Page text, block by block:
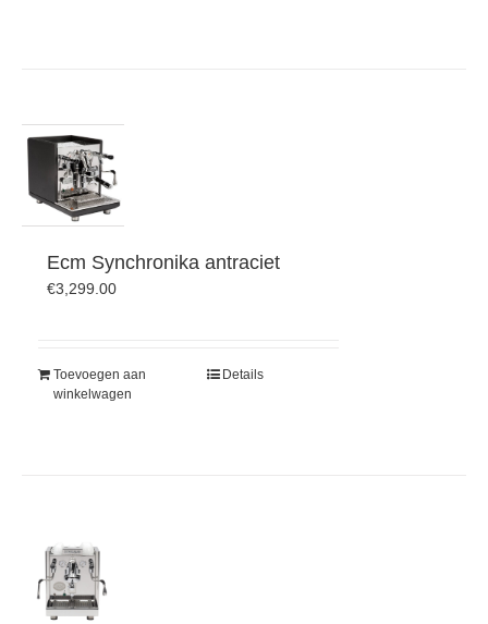
Ecm Synchronika antraciet
€3,299.00
Toevoegen aan
winkelwagen
Details